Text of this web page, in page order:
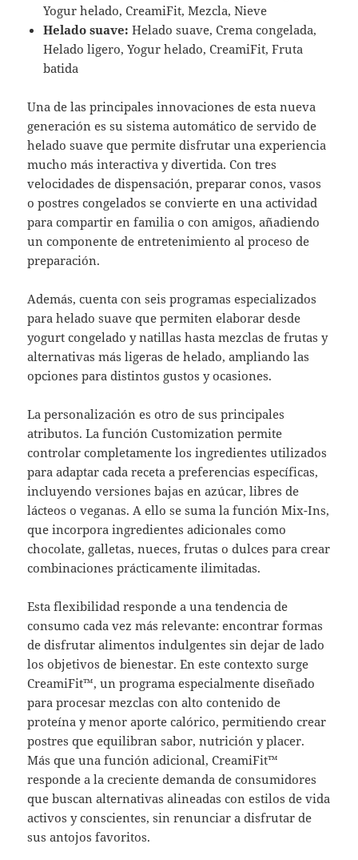
Yogur helado, CreamiFit, Mezcla, Nieve
Helado suave:Helado suave, Crema congelada,
Helado ligero, Yogur helado, CreamiFit, Fruta
batida
Una de las principales innovaciones de esta nueva
generación es su sistema automático de servido de
helado suave que permite disfrutar una experiencia
mucho más interactiva y divertida. Con tres
velocidades de dispensación, preparar conos, vasos
o postres congelados se convierte en una actividad
para compartir en familia o con amigos, añadiendo
un componente de entretenimiento al proceso de
preparación.
Además, cuenta con seis programas especializados
para helado suave que permiten elaborar desde
yogurt congelado y natillas hasta mezclas de frutas y
alternativas más ligeras de helado, ampliando las
opciones para distintos gustos y ocasiones.
La personalización es otro de sus principales
atributos. La función Customization permite
controlar completamente los ingredientes utilizados
para adaptar cada receta a preferencias específicas,
incluyendo versiones bajas en azúcar, libres de
lácteos o veganas. A ello se suma la función Mix-Ins,
que incorpora ingredientes adicionales como
chocolate, galletas, nueces, frutas o dulces para crear
combinaciones prácticamente ilimitadas.
Esta flexibilidad responde a una tendencia de
consumo cada vez más relevante: encontrar formas
de disfrutar alimentos indulgentes sin dejar de lado
los objetivos de bienestar. En este contexto surge
CreamiFit™, un programa especialmente diseñado
para procesar mezclas con alto contenido de
proteína y menor aporte calórico, permitiendo crear
postres que equilibran sabor, nutrición y placer.
Más que una función adicional, CreamiFit™
responde a la creciente demanda de consumidores
que buscan alternativas alineadas con estilos de vida
activos y conscientes, sin renunciar a disfrutar de
sus antojos favoritos.